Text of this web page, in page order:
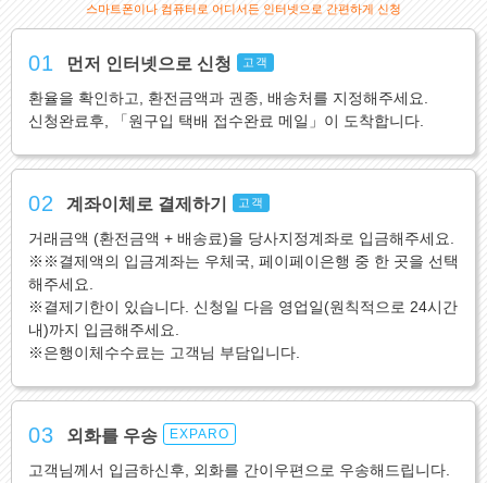
스마트폰이나 컴퓨터로 어디서든 인터넷으로 간편하게 신청
01 먼저 인터넷으로 신청 고객
환율을 확인하고, 환전금액과 권종, 배송처를 지정해주세요.
신청완료후, 「원구입 택배 접수완료 메일」이 도착합니다.
02 계좌이체로 결제하기 고객
거래금액 (환전금액 + 배송료)을 당사지정계좌로 입금해주세요.
※※결제액의 입금계좌는 우체국, 페이페이은행 중 한 곳을 선택
해주세요.
※결제기한이 있습니다. 신청일 다음 영업일(원칙적으로 24시간
내)까지 입금해주세요.
※은행이체수수료는 고객님 부담입니다.
03 외화를 우송 EXPARO
고객님께서 입금하신후, 외화를 간이우편으로 우송해드립니다.